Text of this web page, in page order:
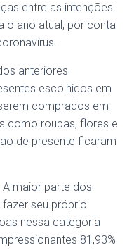
entre as intenções
o ano atual, por conta
anteriores
escolhidos em
comprados em
como roupas, flores e
de presente ficaram
maior parte dos
seu próprio
nessa categoria
81,93%